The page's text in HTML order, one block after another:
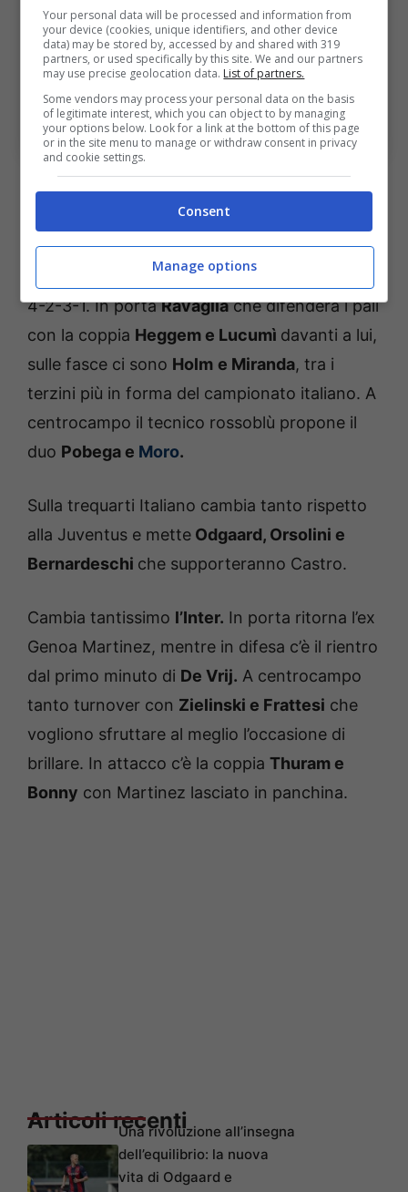
Bologna-Inter, le scelte dal primo minuto dei due club.
Bologna Sport News (Photo by Alessandro
Sabattini/Getty Images Via OneFootball)
Le scelte di Italiano per la
sfida di Supercoppa
ha deciso di schierare il suo classico
4-2-3-1. In portaRavagliache difenderà i pali
con la coppia Heggem e Lucumì davanti a lui,
sulle fasce ci sono Holm e Miranda, tra i
terzini più in forma del campionato italiano. A
centrocampo il tecnico rossoblù propone il
duo Pobega e Moro.
Sulla trequarti Italiano cambia tanto rispetto
alla Juventus e mette Odgaard, Orsolini e
Bernardeschi che supporteranno Castro.
Cambia tantissimo l’Inter. In porta ritorna l’ex
Genoa Martinez, mentre in difesa c’è il rientro
dal primo minuto di De Vrij. A centrocampo
tanto turnover con Zielinski e Frattesi che
vogliono sfruttare al meglio l’occasione di
brillare. In attacco c’è la coppia Thuram e
Bonny con Martinez lasciato in panchina.
Articoli recentiUna rivoluzione all’insegna
dell’equilibrio: la nuova
vita di Odgaard e
Your personal data will be processed and information from
your device (cookies, unique identifiers, and other device
data) may be stored by, accessed by and shared with 319
partners, or used specifically by this site. We and our partners
may use precise geolocation data. List of partners.
Some vendors may process your personal data on the basis
of legitimate interest, which you can object to by managing
your options below. Look for a link at the bottom of this page
or in the site menu to manage or withdraw consent in privacy
and cookie settings.
Consent
Manage options